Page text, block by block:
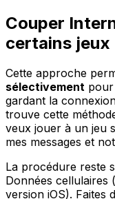
Couper
certains jeux
Cette approche
sélectivement
gardant la
trouve cette
veux jouer à un jeu
mes messages et
La procédure reste
Données cellulaires
version iOS). Faites